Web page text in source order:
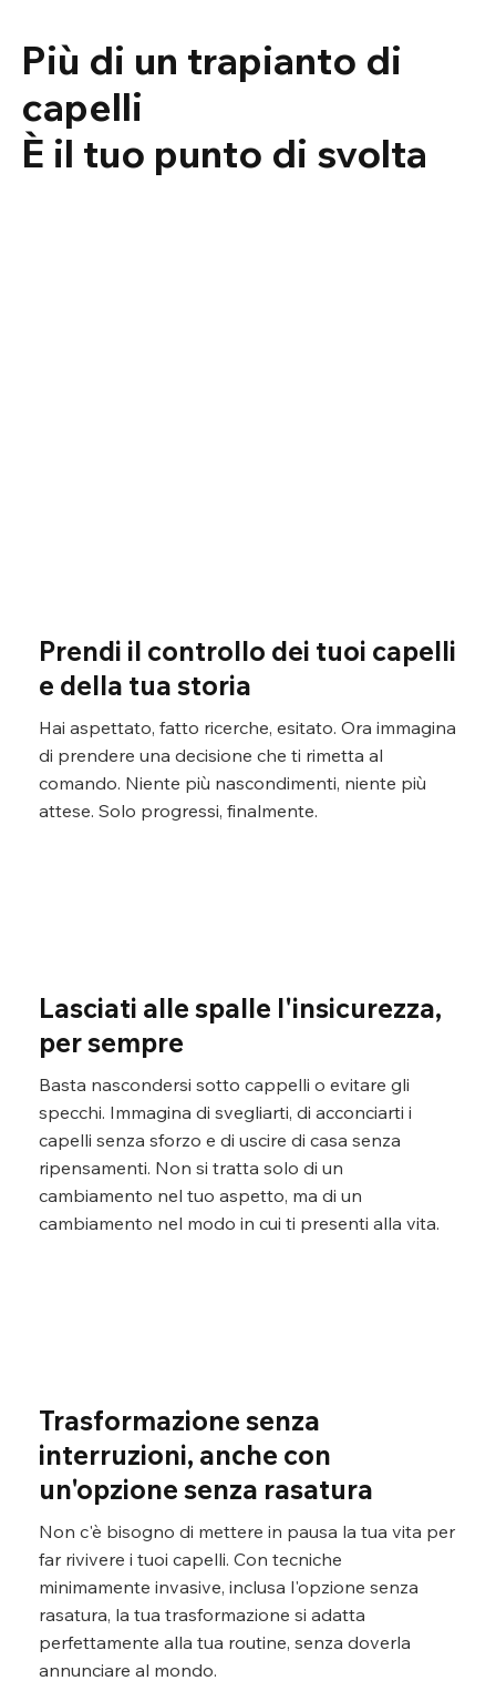
Più di un trapianto di
capelli
È il tuo punto di svolta
Prendi il controllo dei tuoi capelli
e della tua storia
Hai aspettato, fatto ricerche, esitato. Ora immagina
di prendere una decisione che ti rimetta al
comando. Niente più nascondimenti, niente più
attese. Solo progressi, finalmente.
Lasciati alle spalle l'insicurezza,
per sempre
Basta nascondersi sotto cappelli o evitare gli
specchi. Immagina di svegliarti, di acconciarti i
capelli senza sforzo e di uscire di casa senza
ripensamenti. Non si tratta solo di un
cambiamento nel tuo aspetto, ma di un
cambiamento nel modo in cui ti presenti alla vita.
Trasformazione senza
interruzioni, anche con
un'opzione senza rasatura
Non c'è bisogno di mettere in pausa la tua vita per
far rivivere i tuoi capelli. Con tecniche
minimamente invasive, inclusa l'opzione senza
rasatura, la tua trasformazione si adatta
perfettamente alla tua routine, senza doverla
annunciare al mondo.